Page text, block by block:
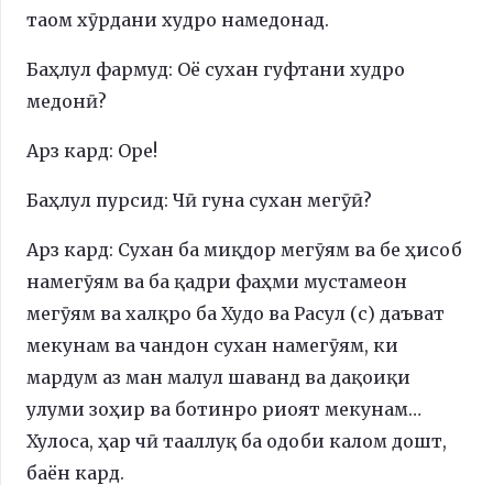
таом хӯрдани худро намедонад.
Баҳлул фармуд: Оё сухан гуфтани худро
медонӣ?
Арз кард: Оре!
Баҳлул пурсид: Чӣ гуна сухан мегӯӣ?
Арз кард: Сухан ба миқдор мегӯям ва бе ҳисоб
намегӯям ва ба қадри фаҳми мустамеон
мегӯям ва халқро ба Худо ва Расул (с) даъват
мекунам ва чандон сухан намегӯям, ки
мардум аз ман малул шаванд ва дақоиқи
улуми зоҳир ва ботинро риоят мекунам…
Хулоса, ҳар чӣ тааллуқ ба одоби калом дошт,
баён кард.